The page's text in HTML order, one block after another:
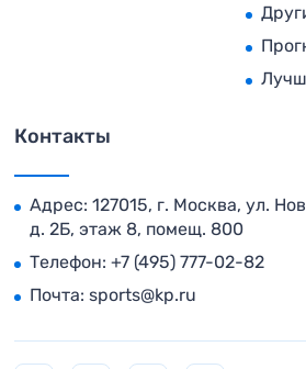
Контакты
Адрес: 127015, г. Москва, ул.
д. 2Б, этаж 8, помещ. 800
Телефон: +7 (495) 777-02-82
Почта: sports@kp.ru